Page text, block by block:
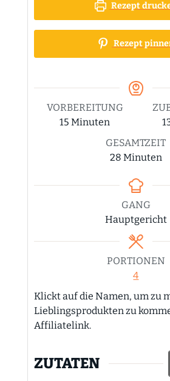
Rezept
Rezept
VORBEREITUNG
15 Minuten
Minuten
GESAMTZEIT
28Minuten
Minuten
GANG
Hauptgericht
PORTIONEN
4
Klickt auf die Namen, um zu meinen
Lieblingsprodukten zu
Affiliatelink.
ZUTATEN